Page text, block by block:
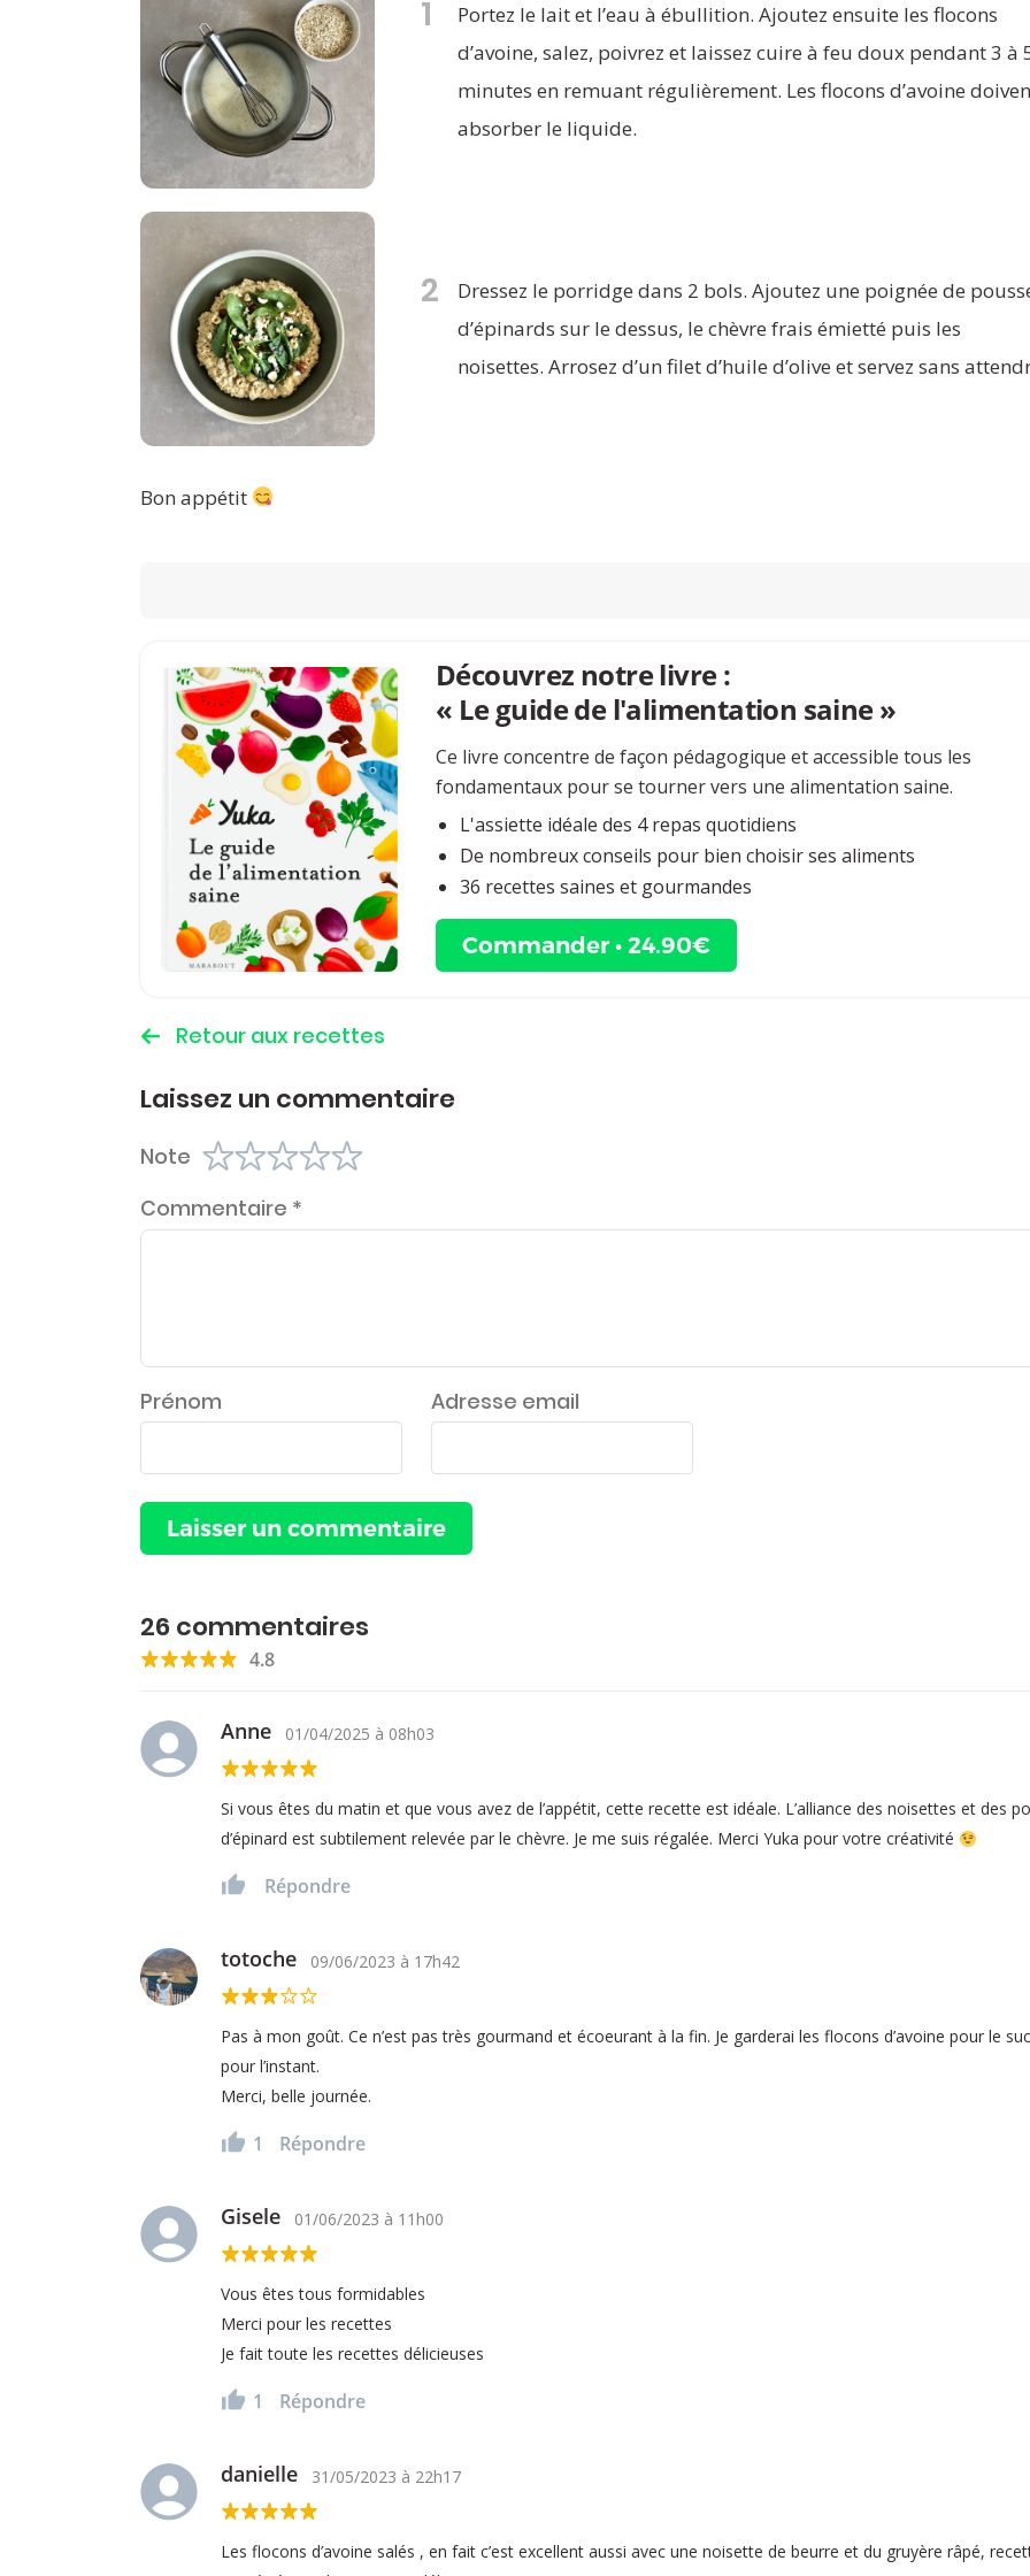
1
Portez le lait et l’eau à ébullition. Ajoutez ensuite les flocons
d’avoine, salez, poivrez et laissez cuire à feu doux pendant 3 à
minutes en remuant régulièrement. Les flocons d’avoine
absorber le liquide.
2
Dressez le porridge dans 2 bols. Ajoutez une poignée de
d’épinards sur le dessus, le chèvre frais émietté puis les
noisettes. Arrosez d’un filet d’huile d’olive et servez sans
Bon appétit
Découvrez notre livre :
« Le guide de l'alimentation saine »
Ce livre concentre de façon pédagogique et accessible tous les
fondamentaux pour se tourner vers une alimentation saine.
L'assiette idéale des 4 repas quotidiens
De nombreux conseils pour bien choisir ses aliments
36 recettes saines et gourmandes
Commander • 24.90€
Retour aux recettes
Laissez un commentaire
Note
Commentaire *
Prénom Adresse email
26commentaires
4.8
Anne 01/04/2025 à 08h03
Si vous êtes du matin et que vous avez de l’appétit, cette recette est idéale. L’alliance des noisettes et des
d’épinard est subtilement relevée par le chèvre. Je me suis régalée. Merci Yuka pour votre créativité
Répondre
totoche 09/06/2023 à 17h42
Pas à mon goût. Ce n’est pas très gourmand et écoeurant à la fin. Je garderai les flocons d’avoine pour le
pour l’instant.
Merci, belle journée.
1 Répondre
Gisele 01/06/2023 à 11h00
Vous êtes tous formidables
Merci pour les recettes
Je fait toute les recettes délicieuses
1 Répondre
danielle 31/05/2023 à 22h17
Les flocons d’avoine salés , en fait c’est excellent aussi avec une noisette de beurre et du gruyère râpé,